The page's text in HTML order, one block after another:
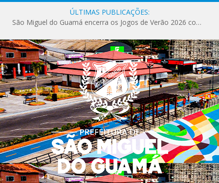
ÚLTIMAS PUBLICAÇÕES:
São Miguel do Guamá encerra os Jogos de Verão 2026 com sucesso de público e competições.